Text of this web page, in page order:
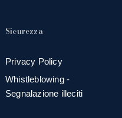
Sicurezza
Privacy Policy
Whistleblowing -
Segnalazione illeciti